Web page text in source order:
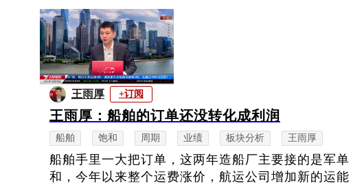
王雨厚 +订阅
王雨厚：船舶的订单还没转化成利润
船舶 饱和 周期 业绩 板块分析 王雨厚
船舶手里一大把订单，这两年造船厂主要接的是军
和，今年以来整个运费涨价，航运公司增加新的运